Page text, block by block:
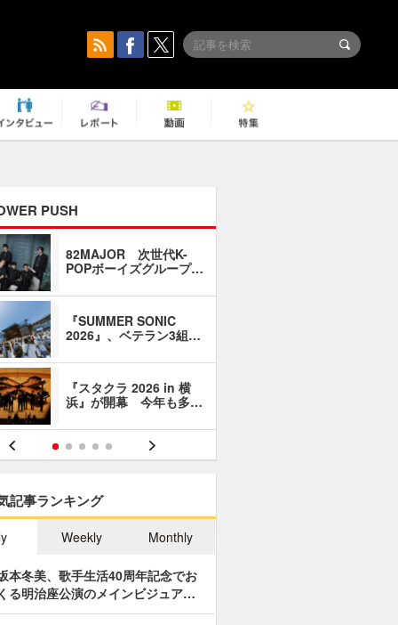
PUSH
82MAJOR 次世代K-
POPボーイズグループ…
『SUMMER SONIC
2026』、ベテラン3組…
『スタクラ 2026 in 横
浜』が開幕 今年も多…
記事ランキング
Weekly Monthly
本冬美、歌手生活40周年記念でお
くる明治座公演のメインビジュア…